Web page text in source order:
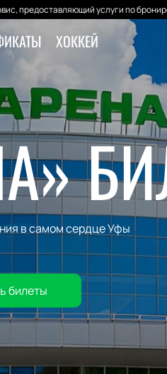
предоставляющий услуги по
ХОККЕЙ
в самом сердце Уфы
билеты